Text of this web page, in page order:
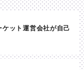
ット運営会社が自己